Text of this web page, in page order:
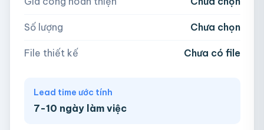
AI, PDF, EPS, PSD, PNG, JPG (tối đa 50MB)
Số lượng Chưa chọn
File thiết kế Chưa có file
Lead time ước tính
7-10 ngày làm việc